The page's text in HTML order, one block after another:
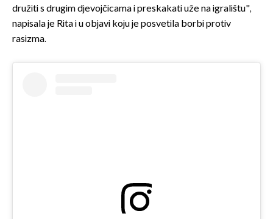
družiti s drugim djevojčicama i preskakati uže na igralištu",
napisala je Rita i u objavi koju je posvetila borbi protiv
rasizma.